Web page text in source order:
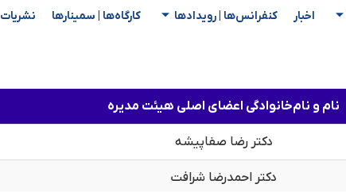
اخبار کنفرانس‌ها | رویدادها کارگاه‌ها | سمینار‌ها نشریات
نام و نام‌خانوادگی اعضای اصلی هیئت مدیره
دکتر رضا صفاپیشه
دکتر احمدرضا شرافت